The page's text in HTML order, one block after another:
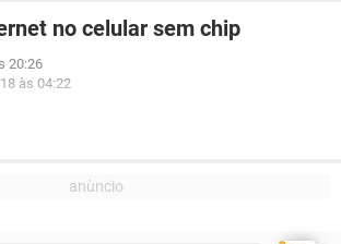
no celular sem chip
20:26
às 04:22